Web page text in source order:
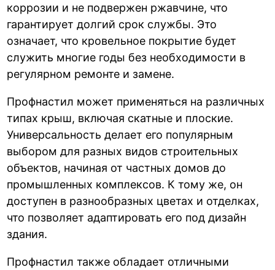
коррозии и не подвержен ржавчине, что
гарантирует долгий срок службы. Это
означает, что кровельное покрытие будет
служить многие годы без необходимости в
регулярном ремонте и замене.
Профнастил может применяться на различных
типах крыш, включая скатные и плоские.
Универсальность делает его популярным
выбором для разных видов строительных
объектов, начиная от частных домов до
промышленных комплексов. К тому же, он
доступен в разнообразных цветах и отделках,
что позволяет адаптировать его под дизайн
здания.
Профнастил также обладает отличными